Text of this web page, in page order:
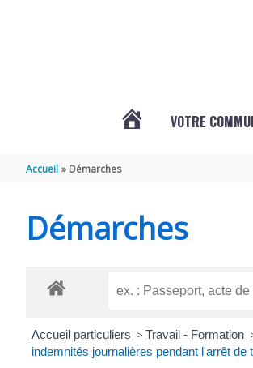
VOTRE
Accueil Démarches
Démarches
Accueil particuliers > Travail - Formation
indemnités journalières pendant l'arrêt de